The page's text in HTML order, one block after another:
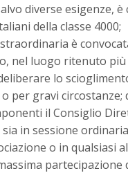
diverse esigenze,
della classe 4000;
straordinaria è
nel luogo ritenuto più
lo
per gravi circostanze;
il Consiglio
sia in sessione
o in
partecipazione